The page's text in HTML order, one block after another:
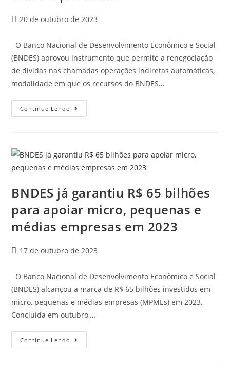
20 de outubro de 2023
O Banco Nacional de Desenvolvimento Econômico e Social
(BNDES) aprovou instrumento que permite a renegociação
de dívidas nas chamadas operações indiretas automáticas,
modalidade em que os recursos do BNDES…
Continue Lendo
BNDES já garantiu R$ 65 bilhões
para apoiar micro, pequenas e
médias empresas em 2023
17 de outubro de 2023
O Banco Nacional de Desenvolvimento Econômico e Social
(BNDES) alcançou a marca de R$ 65 bilhões investidos em
micro, pequenas e médias empresas (MPMEs) em 2023.
Concluída em outubro,…
Continue Lendo